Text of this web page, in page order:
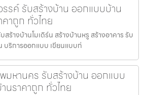
รค์ รับสร้างบ้าน ออกแบบบ้าน
คาถูก ทั่วไทย
ร้างบ้านโมเดิร์น สร้างบ้านหรู สร้างอาคาร รับ
บริการออกแบบ เขียนแบบก่
มหานคร รับสร้างบ้าน ออกแบบ
นราคาถูก ทั่วไทย